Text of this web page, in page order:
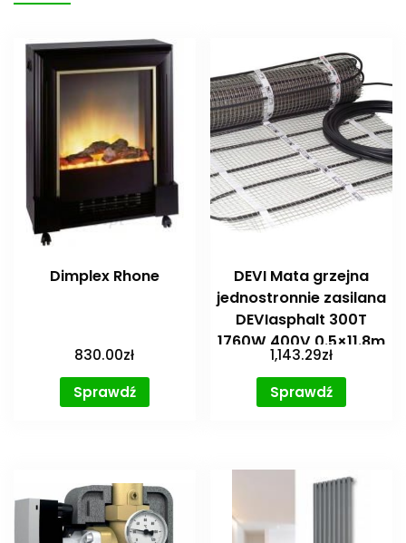
Dimplex Rhone
830.00zł
Sprawdź
DEVI Mata grzejna
jednostronnie zasilana
DEVIasphalt 300T
1760W 400V 0.5×11.8m
[83900164]
1,143.29zł
Sprawdź